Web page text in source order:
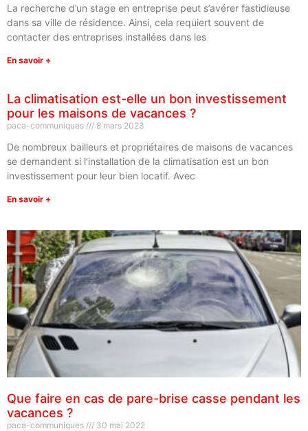
La recherche d’un stage en entreprise peut s’avérer fastidieuse
dans sa ville de résidence. Ainsi, cela requiert souvent de
contacter des entreprises installées dans les
En savoir +
La climatisation est-elle un bon investissement
pour les maisons de vacances ?
paca-communiques 8 mars 2023
De nombreux bailleurs et propriétaires de maisons de vacances
se demandent si l’installation de la climatisation est un bon
investissement pour leur bien locatif. Avec
En savoir +
Que faire en cas de pare-brise casse pendant les
vacances ?
paca-communiques 30 mai 2022